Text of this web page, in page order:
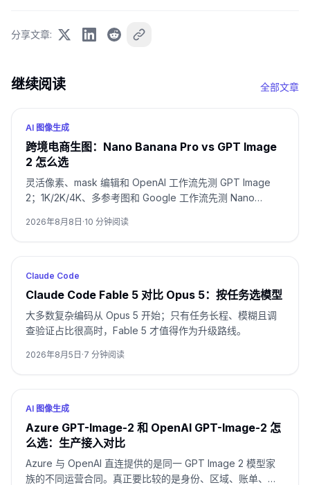
分享文章:
继续阅读 全部文章
AI 图像生成
跨境电商生图：Nano Banana Pro vs GPT Image
2 怎么选
灵活像素、mask 编辑和 OpenAI 工作流先测 GPT Image
2；1K/2K/4K、多参考图和 Google 工作流先测 Nano
SKU 双测，并按通过率与返修时间决定。
2026年8月8日 ·10 分钟阅读
Claude Code
Claude Code Fable 5 对比 Opus 5：按任务选模型
大多数复杂编码从 Opus 5 开始；只有任务长程、模糊且调
查验证占比很高时，Fable 5 才值得作为升级路线。
2026年8月5日 ·7 分钟阅读
AI 图像生成
Azure GPT-Image-2 和 OpenAI GPT-Image-2 怎
么选：生产接入对比
Azure 与 OpenAI 直连提供的是同一 GPT Image 2 模型家
族的不同运营合同。真正要比较的是身份、区域、账单、配